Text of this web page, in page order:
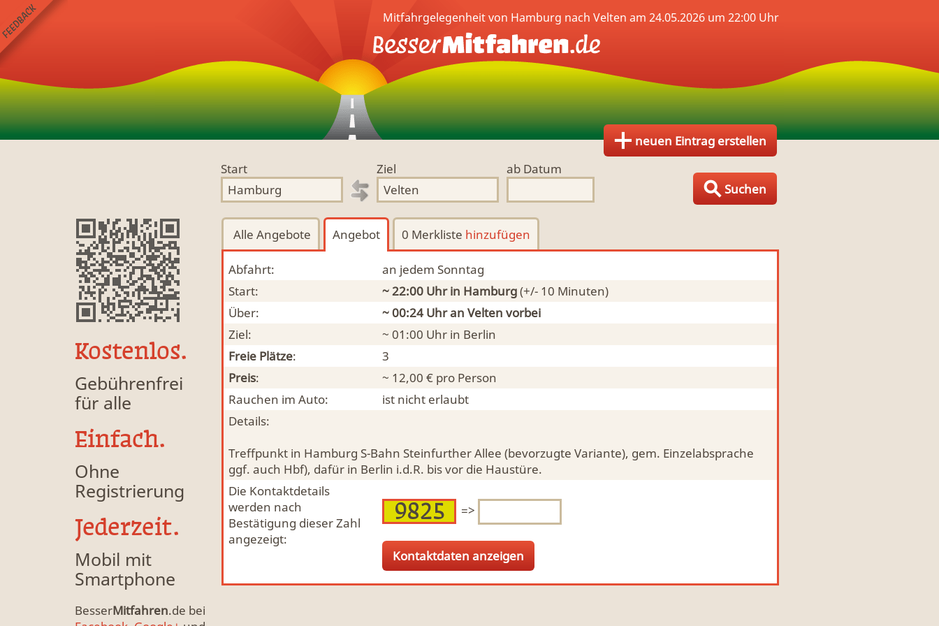
neuen Eintrag erstellen
Start
Ziel
ab Datum
Suchen
Kostenlos.
Gebührenfrei
für alle
Einfach.
Ohne
Registrierung
Jederzeit.
Mobil mit
Smartphone
BesserMitfahren.de bei
Mitfahrgelegenheit von Hamburg nach Velten am 24.05.2026 um 22:00 Uhr
Alle Angebote Angebot 0 Merkliste hinzufügen
Abfahrt:
an jedem Sonntag
Start:
~ 22:00 Uhrin Hamburg(+/- 10 Minuten)
Über:
~ 00:24 Uhr an Velten vorbei
Ziel:
~ 01:00 Uhr in Berlin
Freie Plätze:
3
Preis:
~ 12,00 € pro Person
Rauchen im Auto:
ist nicht erlaubt
Details:
Treffpunkt in Hamburg S-Bahn Steinfurther Allee (bevorzugte Variante), gem. Einzelabsprache
ggf. auch Hbf), dafür in Berlin i.d.R. bis vor die Haustüre.
Die Kontaktdetails
werden nach
Bestätigung dieser Zahl
angezeigt:
=>